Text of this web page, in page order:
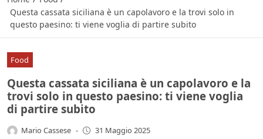
Questa cassata siciliana è un capolavoro e la trovi solo in
questo paesino: ti viene voglia di partire subito
Food
Questa cassata siciliana è un capolavoro e la
trovi solo in questo paesino: ti viene voglia
di partire subito
Mario Cassese - 31 Maggio 2025